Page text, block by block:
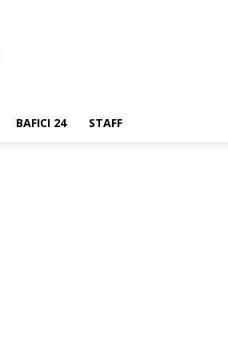
BAFICI 24 STAFF